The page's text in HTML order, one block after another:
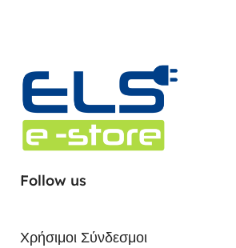
1400 lm/ m
ΤΎΠΟΣ LED CHIP SMD
Follow us
Χρήσιμοι Σύνδεσμοι